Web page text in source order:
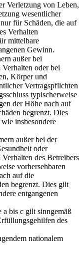
Verletzung von Leben,
wesentlicher
für Schäden, die auf
Verhalten
mittelbare
Gewinn.
außer bei
oder bei
Körper und
Vertragspflichten
typischerweise
der Höhe nach auf
begrenzt. Dies
insbesondere
außer bei der
oder
des Betreibers
vorhersehbaren
auf die
begrenzt. Dies gilt
entgangenen
a bis c gilt sinngemäß
des
nationalem